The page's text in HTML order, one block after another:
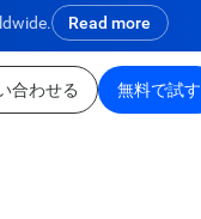
Read more
合わせる
無料で試す